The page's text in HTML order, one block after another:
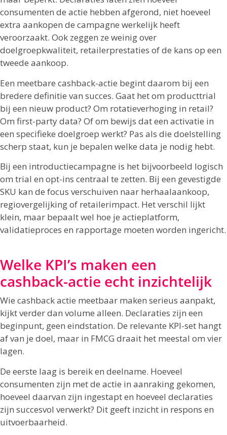
consumenten de actie hebben afgerond, niet hoeveel
extra aankopen de campagne werkelijk heeft
veroorzaakt. Ook zeggen ze weinig over
doelgroepkwaliteit, retailerprestaties of de kans op een
tweede aankoop.
Een meetbare cashback-actie begint daarom bij een
bredere definitie van succes. Gaat het om producttrial
bij een nieuw product? Om rotatieverhoging in retail?
Om first-party data? Of om bewijs dat een activatie in
een specifieke doelgroep werkt? Pas als die doelstelling
scherp staat, kun je bepalen welke data je nodig hebt.
Bij een introductiecampagne is het bijvoorbeeld logisch
om trial en opt-ins centraal te zetten. Bij een gevestigde
SKU kan de focus verschuiven naar herhaalaankoop,
regiovergelijking of retailerimpact. Het verschil lijkt
klein, maar bepaalt wel hoe je actieplatform,
validatieproces en rapportage moeten worden ingericht.
Welke KPI’s maken een
cashback-actie echt inzichtelijk
Wie cashback actie meetbaar maken serieus aanpakt,
kijkt verder dan volume alleen. Declaraties zijn een
beginpunt, geen eindstation. De relevante KPI-set hangt
af van je doel, maar in FMCG draait het meestal om vier
lagen.
De eerste laag is bereik en deelname. Hoeveel
consumenten zijn met de actie in aanraking gekomen,
hoeveel daarvan zijn ingestapt en hoeveel declaraties
zijn succesvol verwerkt? Dit geeft inzicht in respons en
uitvoerbaarheid.